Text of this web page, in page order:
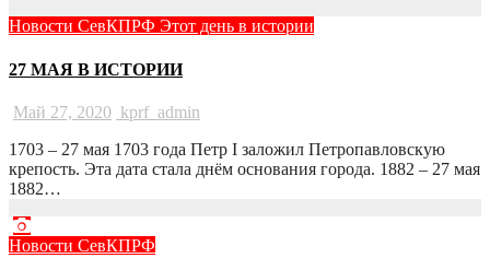
Новости СевКПРФ Этот день в истории
27 МАЯ В ИСТОРИИ
Май 27, 2020 kprf_admin
1703 – 27 мая 1703 года Петр I заложил Петропавловскую
крепость. Эта дата стала днём основания города. 1882 – 27 мая
1882…
Новости СевКПРФ